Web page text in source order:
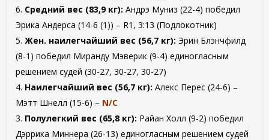
6. Средний вес (83,9 кг): Андрэ Муниз (22-4) победил
Эрика Андерса (14-6 (1)) – R1, 3:13 (Подлокотник)
5.Жен. наилегчайший вес (56,7 кг): Эрин Блэнчфилд
(8-1) победил Миранду Мэверик (9-4) единогласным
решением судей (30-27, 30-27, 30-27)
4. Наилегчайший вес (56,7 кг): Алекс Перес (24-6) –
Мэтт Шнелл (15-6) – N/C
3. Полулегкий вес (65,8 кг): Райан Холл (9-2) победил
Дэррика Миннера (26-13) единогласным решением судей